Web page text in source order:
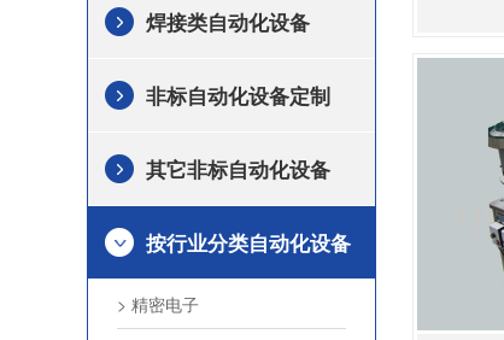
焊接类自动化设备
非标自动化设备定制
其它非标自动化设备
按行业分类自动化设备
> 精密电子